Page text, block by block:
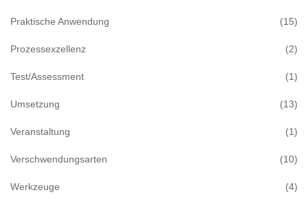
Praktische Anwendung (15)
Prozessexzellenz (2)
Test/Assessment (1)
Umsetzung (13)
Veranstaltung (1)
Verschwendungsarten (10)
Werkzeuge (4)